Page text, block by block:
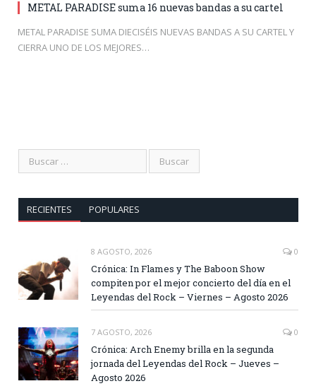
METAL PARADISE suma 16 nuevas bandas a su cartel
METAL PARADISE SUMA DIECISÉIS NUEVAS BANDAS A SU CARTEL Y
CIERRA UNO DE LOS MEJORES…
RECIENTES POPULARES
8 AGOSTO, 2026 0
Crónica: In Flames y The Baboon Show
compiten por el mejor concierto del día en el
Leyendas del Rock – Viernes – Agosto 2026
7 AGOSTO, 2026 0
Crónica: Arch Enemy brilla en la segunda
jornada del Leyendas del Rock – Jueves –
Agosto 2026